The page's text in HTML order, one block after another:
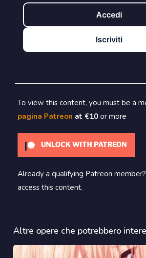
Accedi
Iscriviti
To view this content, you must be a
pagina Patreon at €10 or more
UNLOCK WITH PATREON
Already a qualifying Patreon member?
access this content.
Altre opere che potrebbero